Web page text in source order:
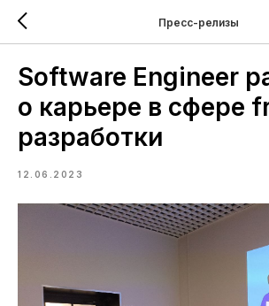
Пресс-релизы
Software Engineer
о карьере в сфере
разработки
12.06.2023